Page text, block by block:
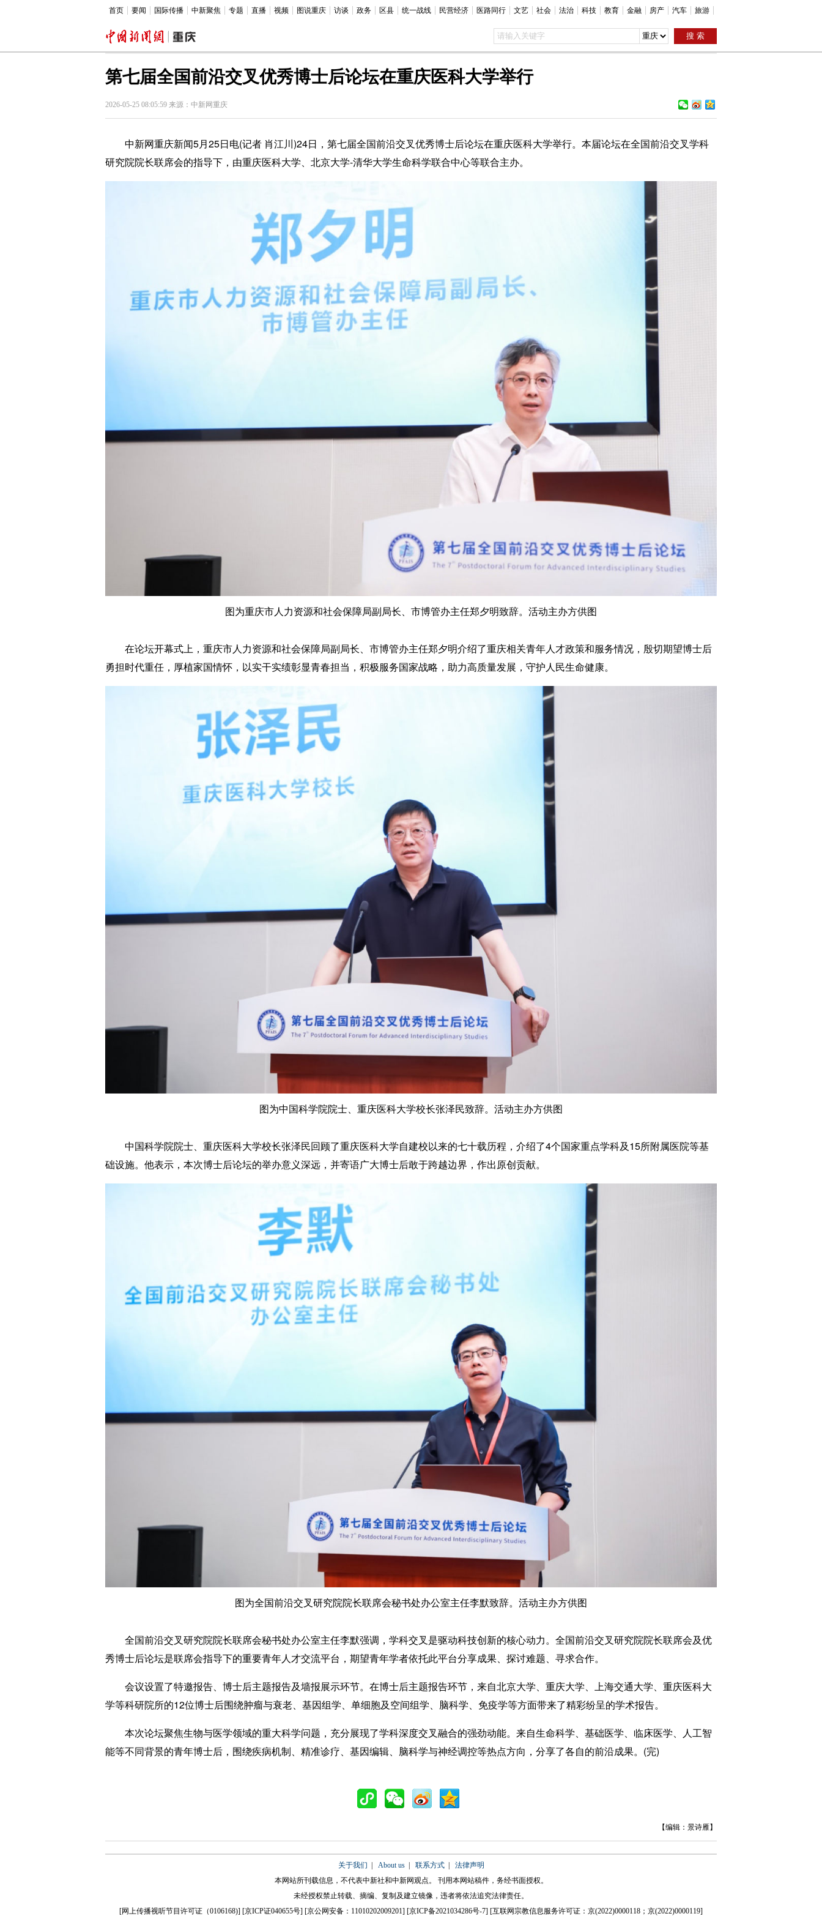
首页 要闻 国际传播 中新聚焦 专题 直播 视频 图说重庆 访谈 政务 区县 统一战线 民营经济 医路同行 文艺 社会 法治 科技 教育 金融 房产 汽车 旅游
第七届全国前沿交叉优秀博士后论坛在重庆医科大学举行
2026-05-25 08:05:59 来源：中新网重庆
中新网重庆新闻5月25日电(记者 肖江川)24日，第七届全国前沿交叉优秀博士后论坛在重庆医科大学举行。本届论坛在全国前沿交叉学科
研究院院长联席会的指导下，由重庆医科大学、北京大学-清华大学生命科学联合中心等联合主办。
图为重庆市人力资源和社会保障局副局长、市博管办主任郑夕明致辞。活动主办方供图
在论坛开幕式上，重庆市人力资源和社会保障局副局长、市博管办主任郑夕明介绍了重庆相关青年人才政策和服务情况，殷切期望博士后
勇担时代重任，厚植家国情怀，以实干实绩彰显青春担当，积极服务国家战略，助力高质量发展，守护人民生命健康。
图为中国科学院院士、重庆医科大学校长张泽民致辞。活动主办方供图
中国科学院院士、重庆医科大学校长张泽民回顾了重庆医科大学自建校以来的七十载历程，介绍了4个国家重点学科及15所附属医院等基
础设施。他表示，本次博士后论坛的举办意义深远，并寄语广大博士后敢于跨越边界，作出原创贡献。
图为全国前沿交叉研究院院长联席会秘书处办公室主任李默致辞。活动主办方供图
全国前沿交叉研究院院长联席会秘书处办公室主任李默强调，学科交叉是驱动科技创新的核心动力。全国前沿交叉研究院院长联席会及优
秀博士后论坛是联席会指导下的重要青年人才交流平台，期望青年学者依托此平台分享成果、探讨难题、寻求合作。
会议设置了特邀报告、博士后主题报告及墙报展示环节。在博士后主题报告环节，来自北京大学、重庆大学、上海交通大学、重庆医科大
学等科研院所的12位博士后围绕肿瘤与衰老、基因组学、单细胞及空间组学、脑科学、免疫学等方面带来了精彩纷呈的学术报告。
本次论坛聚焦生物与医学领域的重大科学问题，充分展现了学科深度交叉融合的强劲动能。来自生命科学、基础医学、临床医学、人工智
能等不同背景的青年博士后，围绕疾病机制、精准诊疗、基因编辑、脑科学与神经调控等热点方向，分享了各自的前沿成果。(完)
【编辑：景诗雁】
关于我们 About us| 联系方式| 法律声明
本网站所刊载信息，不代表中新社和中新网观点。 刊用本网站稿件，务经书面授权。
未经授权禁止转载、摘编、复制及建立镜像，违者将依法追究法律责任。
[网上传播视听节目许可证（0106168)] [京ICP证040655号] [京公网安备：11010202009201] [京ICP备2021034286号-7] [互联网宗教信息服务许可证：京(2022)0000118；京(2022)0000119]